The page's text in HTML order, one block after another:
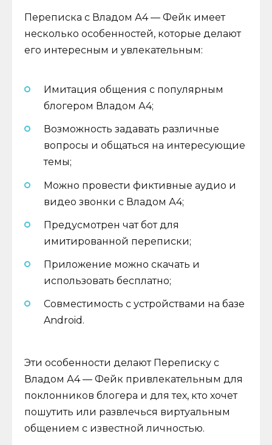
Переписка с Владом А4 — Фейк имеет
несколько особенностей, которые делают
его интересным и увлекательным:
Имитация общения с популярным
блогером Владом А4;
Возможность задавать различные
вопросы и общаться на интересующие
темы;
Можно провести фиктивные аудио и
видео звонки с Владом А4;
Предусмотрен чат бот для
имитированной переписки;
Приложение можно скачать и
использовать бесплатно;
Совместимость с устройствами на базе
Android.
Эти особенности делают Переписку с
Владом А4 — Фейк привлекательным для
поклонников блогера и для тех, кто хочет
пошутить или развлечься виртуальным
общением с известной личностью.